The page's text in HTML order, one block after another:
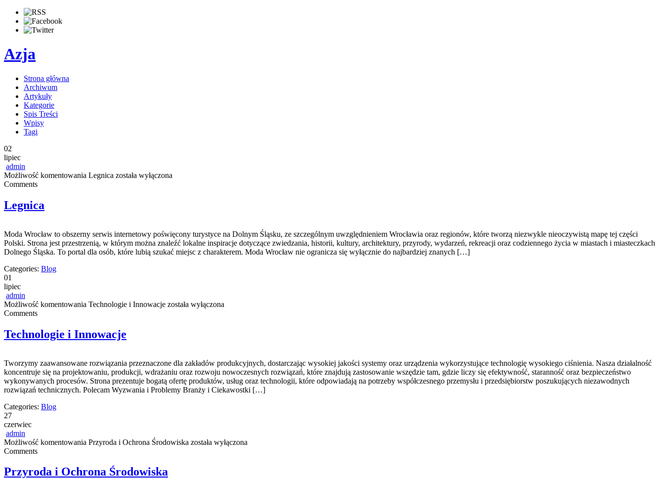
Azja
Strona główna
Archiwum
Artykuły
Kategorie
Spis Treści
Wpisy
Tagi
02
lipiec
admin
Możliwość komentowania Legnica została wyłączona
Comments
Legnica
Moda Wrocław to obszerny serwis internetowy poświęcony turystyce na Dolnym Śląsku, ze szczególnym uwzględnieniem Wrocławia oraz regionów, które tworzą niezwykle nieoczywistą mapę tej części
Polski. Strona jest przestrzenią, w którym można znaleźć lokalne inspiracje dotyczące zwiedzania, historii, kultury, architektury, przyrody, wydarzeń, rekreacji oraz codziennego życia w miastach i miasteczkach
Dolnego Śląska. To portal dla osób, które lubią szukać miejsc z charakterem. Moda Wrocław nie ogranicza się wyłącznie do najbardziej znanych […]
Categories: Blog
01
lipiec
admin
Możliwość komentowania Technologie i Innowacje została wyłączona
Comments
Technologie i Innowacje
Tworzymy zaawansowane rozwiązania przeznaczone dla zakładów produkcyjnych, dostarczając wysokiej jakości systemy oraz urządzenia wykorzystujące technologię wysokiego ciśnienia. Nasza działalność
koncentruje się na projektowaniu, produkcji, wdrażaniu oraz rozwoju nowoczesnych rozwiązań, które znajdują zastosowanie wszędzie tam, gdzie liczy się efektywność, staranność oraz bezpieczeństwo
wykonywanych procesów. Strona prezentuje bogatą ofertę produktów, usług oraz technologii, które odpowiadają na potrzeby współczesnego przemysłu i przedsiębiorstw poszukujących niezawodnych
rozwiązań technicznych. Polecam Wyzwania i Problemy Branży i Ciekawostki […]
Categories: Blog
27
czerwiec
admin
Możliwość komentowania Przyroda i Ochrona Środowiska została wyłączona
Comments
Przyroda i Ochrona Środowiska